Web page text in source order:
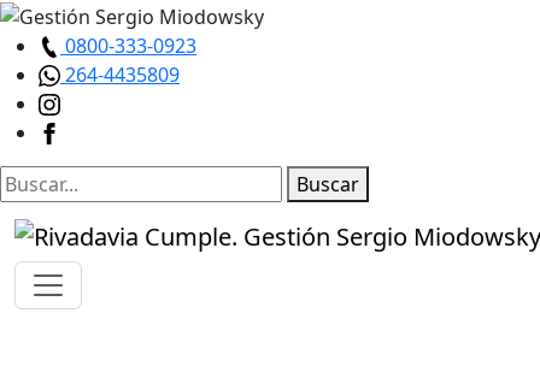
0800-333-0923
264-4435809
Buscar